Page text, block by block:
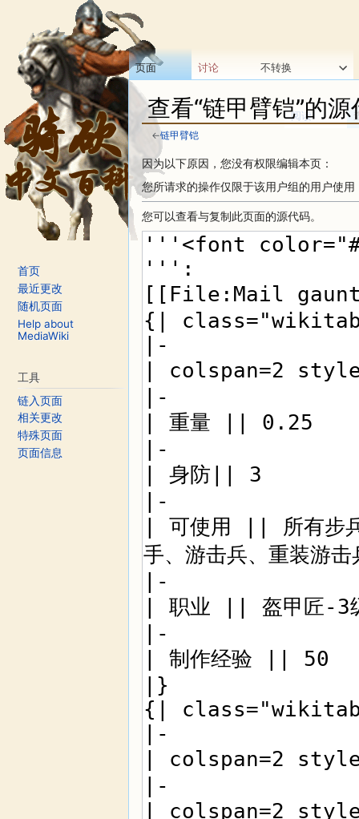
查看“链甲臂铠”的源
←链甲臂铠
跳转至：
因为以下原因，您没有权限编辑本页：
您所请求的操作仅限于该用户组的用户使用
您可以查看与复制此页面的源代码。
页面 讨论 不转换
阅读
首页
最近更改
随机页面
Help about
MediaWiki
工具
链入页面
相关更改
特殊页面
页面信息